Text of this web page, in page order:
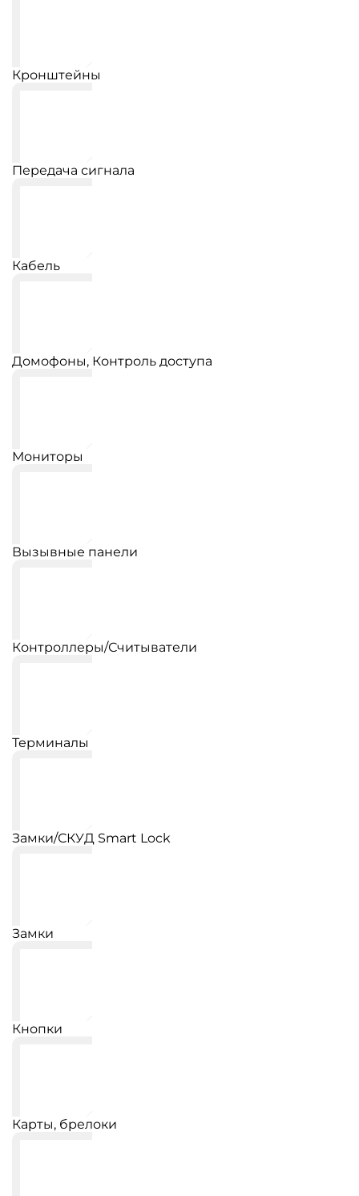
Кронштейны
Передача сигнала
Кабель
Домофоны, Контроль доступа
Мониторы
Вызывные панели
Контроллеры/Считыватели
Терминалы
Замки/СКУД Smart Lock
Замки
Кнопки
Карты, брелоки